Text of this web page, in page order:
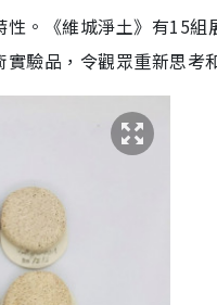
。《維城淨土》有15組
驗品，令觀眾重新思考